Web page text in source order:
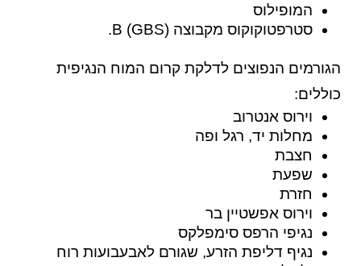
המופילוס
סטרפטוקוקוס מקבוצה B (GBS).
הגורמים הנפוצים לדלקת קרום המוח הנגיפית
כוללים:
וירוס אנטרוב
מחלות יד, רגל ופה
חצבת
שפעת
חזרת
וירוס אפשטיין בר
נגיפי הרפס סימפלקס
נגיף דליפת הזרע, שגורם לאבעבועות רוח